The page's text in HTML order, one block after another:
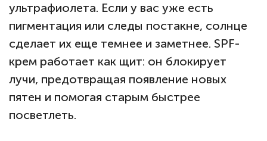
ультрафиолета. Если у вас уже есть
пигментация или следы постакне, солнце
сделает их еще темнее и заметнее. SPF-
крем работает как щит: он блокирует
лучи, предотвращая появление новых
пятен и помогая старым быстрее
посветлеть.